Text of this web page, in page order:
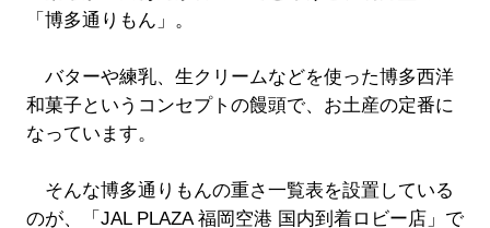
「博多通りもん」。
バターや練乳、生クリームなどを使った博多西洋
和菓子というコンセプトの饅頭で、お土産の定番に
なっています。
そんな博多通りもんの重さ一覧表を設置している
のが、「JAL PLAZA 福岡空港 国内到着ロビー店」で